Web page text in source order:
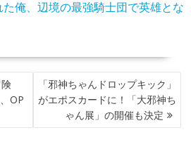
俺、辺境の最強騎士団で英雄とな
OP
「邪神ちゃんドロップキック」
がエポスカードに！「大邪神ち
ゃん展」の開催も決定